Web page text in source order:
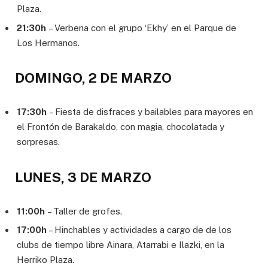
Plaza.
21:30h – Verbena con el grupo ‘Ekhy’ en el Parque de
Los Hermanos.
DOMINGO, 2 DE MARZO
17:30h – Fiesta de disfraces y bailables para mayores en
el Frontón de Barakaldo, con magia, chocolatada y
sorpresas.
LUNES, 3 DE MARZO
11:00h – Taller de grofes.
17:00h – Hinchables y actividades a cargo de de los
clubs de tiempo libre Ainara, Atarrabi e Ilazki, en la
Herriko Plaza.